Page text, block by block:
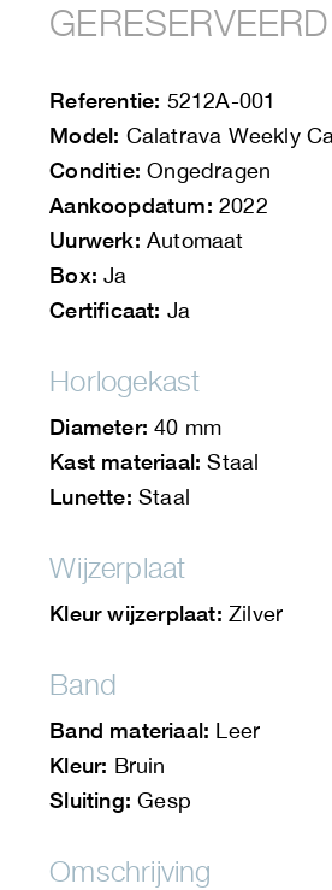
GERESERVEERD
Referentie: 5212A-001
Model: Calatrava Weekly
Conditie: Ongedragen
Aankoopdatum: 2022
Uurwerk: Automaat
Box: Ja
Certificaat: Ja
Horlogekast
Diameter: 40 mm
Kast materiaal: Staal
Lunette: Staal
Wijzerplaat
Kleur wijzerplaat: Zilver
Band
Band materiaal: Leer
Kleur: Bruin
Sluiting: Gesp
Omschrijving